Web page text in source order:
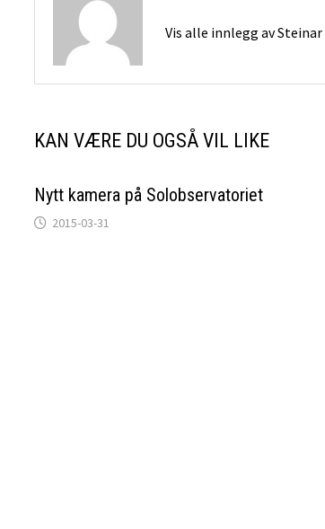
Vis alle innlegg av
KAN VÆRE DU OGSÅ VIL LIKE
Nytt kamera på Solobservatoriet
2015-03-31